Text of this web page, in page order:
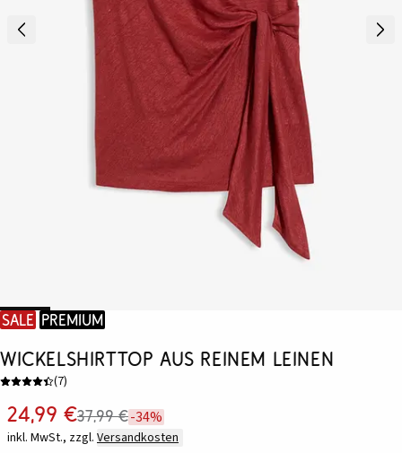
SALE Premium
Wickelshirttop aus reinem Leinen
(7)
24,99 €37,99 €-34%
inkl. MwSt., zzgl. Versandkosten